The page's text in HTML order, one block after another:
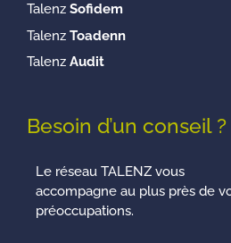
Talenz Sofidem
Talenz Toadenn
Talenz Audit
Besoin d’un conseil ?
Le réseau TALENZ vous
accompagne au plus près de
préoccupations.